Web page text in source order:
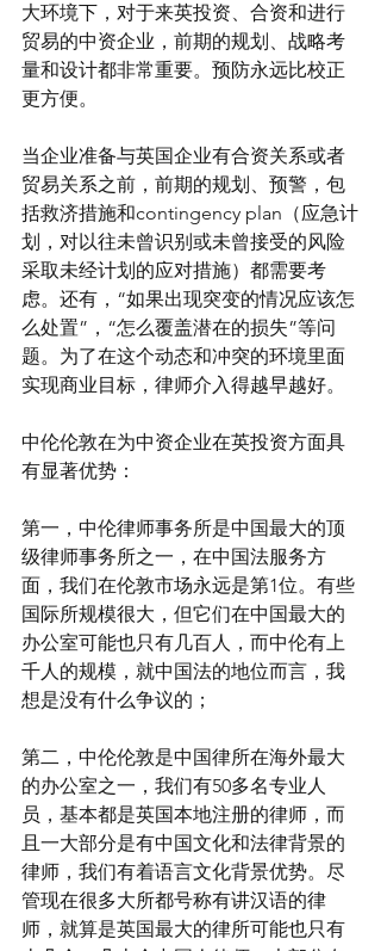
大环境下，对于来英投资、合资和进行
贸易的中资企业，前期的规划、战略考
量和设计都非常重要。预防永远比校正
更方便。
当企业准备与英国企业有合资关系或者
贸易关系之前，前期的规划、预警，包
括救济措施和contingency plan（应急计
划，对以往未曾识别或未曾接受的风险
采取未经计划的应对措施）都需要考
虑。还有，“如果出现突变的情况应该怎
么处置”，“怎么覆盖潜在的损失”等问
题。为了在这个动态和冲突的环境里面
实现商业目标，律师介入得越早越好。
中伦伦敦在为中资企业在英投资方面具
有显著优势：
第一，中伦律师事务所是中国最大的顶
级律师事务所之一，在中国法服务方
面，我们在伦敦市场永远是第1位。有些
国际所规模很大，但它们在中国最大的
办公室可能也只有几百人，而中伦有上
千人的规模，就中国法的地位而言，我
想是没有什么争议的；
第二，中伦伦敦是中国律所在海外最大
的办公室之一，我们有50多名专业人
员，基本都是英国本地注册的律师，而
且一大部分是有中国文化和法律背景的
律师，我们有着语言文化背景优势。尽
管现在很多大所都号称有讲汉语的律
师，就算是英国最大的律所可能也只有